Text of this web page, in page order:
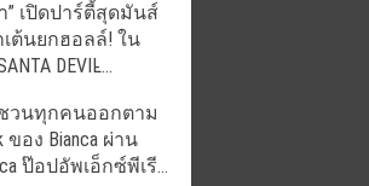
” เปิดปาร์ตี้สุดมันส์
ต้นยกฮอลล์! ใน
DEVIL̵...
ชวนทุกคนออกตาม
ของ Bianca ผ่าน
ป๊อปอัพเอ็กซ์พีเรี...